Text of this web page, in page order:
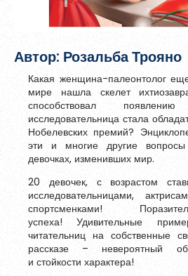
Автор: Розальба Трояно
Какая женщина-палеонтолог
мире нашла скелет
способствовал
исследовательница стала
Нобелевских премий?
эти и многие другие
девочках, изменивших мир.
20 девочек, с возрастом
исследовательницами,
спортсменками!
успеха! Удивительные
читательниц на собственные
рассказе – невероятный
и стойкости характера!
Пароль должен быть минимум 6
бы одну строчную букву, одну
и один специальный символ.
Обновить